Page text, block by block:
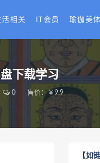
活相关 IT会员 瑜伽美体
下载学习
0 售价：￥9.9
【如